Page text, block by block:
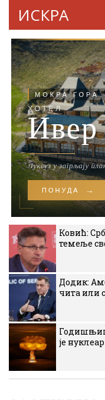
ИСКРА
Ковић:
темеље
Додик:
чита или
је